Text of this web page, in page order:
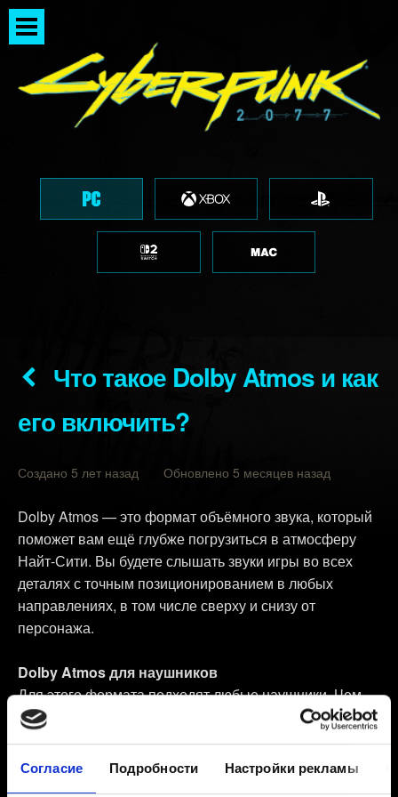
Согласие Подробности Настройки рекламы
Что такое Dolby Atmos и как
его включить?
Создано 5 лет назад Обновлено 5 месяцев назад
Dolby Atmos — это формат объёмного звука, который
поможет вам ещё глубже погрузиться в атмосферу
Найт-Сити. Вы будете слышать звуки игры во всех
деталях с точным позиционированием в любых
направлениях, в том числе сверху и снизу от
персонажа.
Dolby Atmos для наушников
Для этого формата подходят любые наушники. Чем
выше качество наушников, тем ярче будут ваши
впечатления от Dolby Atmos.